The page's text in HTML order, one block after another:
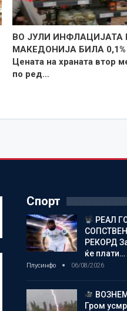
ВО ЈУЛИ ИНФЛАЦИЈАТА
МАКЕДОНИЈА БИЛА 0,1%
Цената на храната втор
по ред…
Спорт
РЕАЛ
РЕКОРД
ќе плати…
Плусинфо 06/08/2026
Гром